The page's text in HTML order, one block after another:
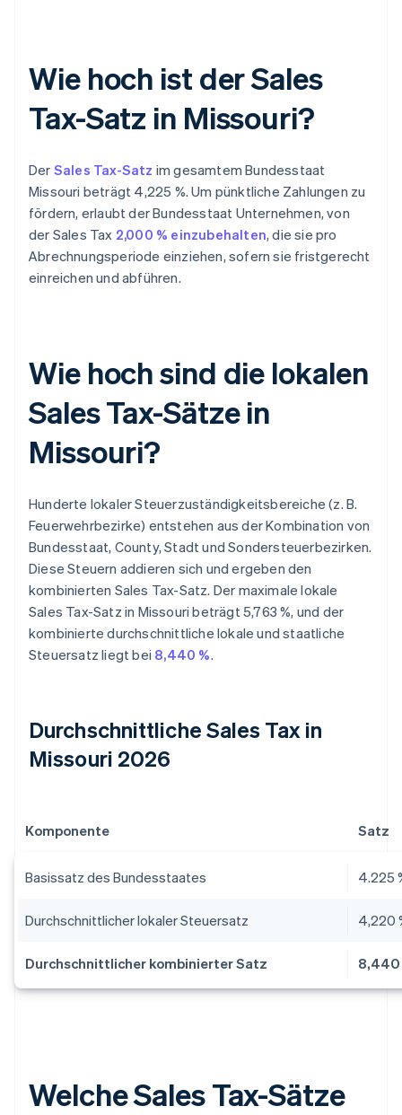
Wie hoch ist der Sales
Tax-Satz in Missouri?
Der Sales Tax-Satz im gesamtem Bundesstaat
Missouri beträgt 4,225 %. Um pünktliche Zahlungen zu
fördern, erlaubt der Bundesstaat Unternehmen, von
der Sales Tax 2,000 % einzubehalten, die sie pro
Abrechnungsperiode einziehen, sofern sie fristgerecht
einreichen und abführen.
Wie hoch sind die lokalen
Sales Tax-Sätze in
Missouri?
Hunderte lokaler Steuerzuständigkeitsbereiche (z. B.
Feuerwehrbezirke) entstehen aus der Kombination von
Bundesstaat, County, Stadt und Sondersteuerbezirken.
Diese Steuern addieren sich und ergeben den
kombinierten Sales Tax-Satz. Der maximale lokale
Sales Tax-Satz in Missouri beträgt 5,763 %, und der
kombinierte durchschnittliche lokale und staatliche
Steuersatz liegt bei 8,440 %.
Durchschnittliche Sales Tax in
Missouri 2026
Komponente Satz
Basissatz des Bundesstaates 4.225
Durchschnittlicher lokaler Steuersatz 4,220
Durchschnittlicher kombinierter Satz 8,440
Welche Sales Tax-Sätze